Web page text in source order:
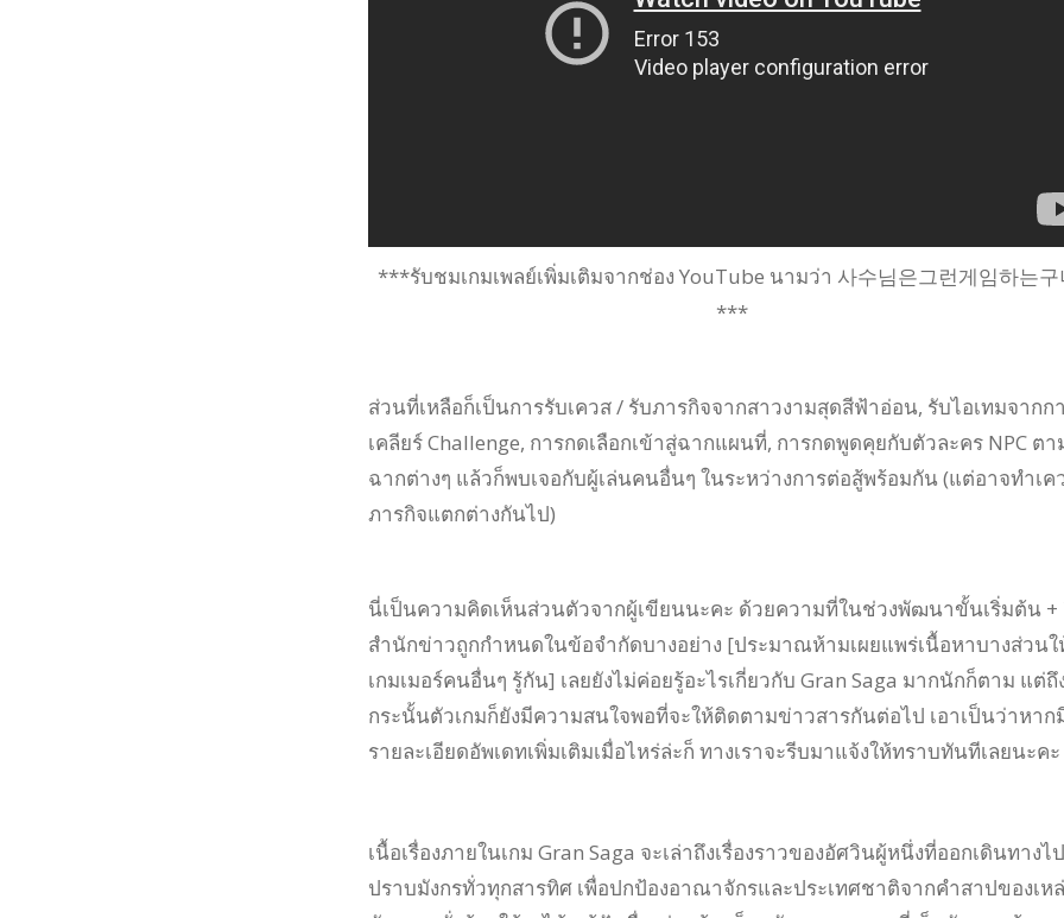
***รับชมเกมเพลย์เพิ่มเติมจากช่อง YouTube นามว่า 사수님은그런게임하는구
***
ส่วนที่เหลือก็เป็นการรับเควส / รับภารกิจจากสาวงามสุดสีฟ้าอ่อน, รับไอเทมจากก
เคลียร์ Challenge, การกดเลือกเข้าสู่ฉากแผนที่, การกดพูดคุยกับตัวละคร NPC ตา
ฉากต่างๆ แล้วก็พบเจอกับผู้เล่นคนอื่นๆ ในระหว่างการต่อสู้พร้อมกัน (แต่อาจทำเค
ภารกิจแตกต่างกันไป)
นี่เป็นความคิดเห็นส่วนตัวจากผู้เขียนนะคะ ด้วยความที่ในช่วงพัฒนาขั้นเริ่มต้น +
สำนักข่าวถูกกำหนดในข้อจำกัดบางอย่าง [ประมาณห้ามเผยแพร่เนื้อหาบางส่วนใ
เกมเมอร์คนอื่นๆ รู้กัน] เลยยังไม่ค่อยรู้อะไรเกี่ยวกับ Gran Saga มากนักก็ตาม แต่ถึ
กระนั้นตัวเกมก็ยังมีความสนใจพอที่จะให้ติดตามข่าวสารกันต่อไป เอาเป็นว่าหาก
รายละเอียดอัพเดทเพิ่มเติมเมื่อไหร่ล่ะก็ ทางเราจะรีบมาแจ้งให้ทราบทันทีเลยนะคะ
เนื้อเรื่องภายในเกม Gran Saga จะเล่าถึงเรื่องราวของอัศวินผู้หนึ่งที่ออกเดินทางไป
ปราบมังกรทั่วทุกสารทิศ เพื่อปกป้องอาณาจักรและประเทศชาติจากคำสาปของเห